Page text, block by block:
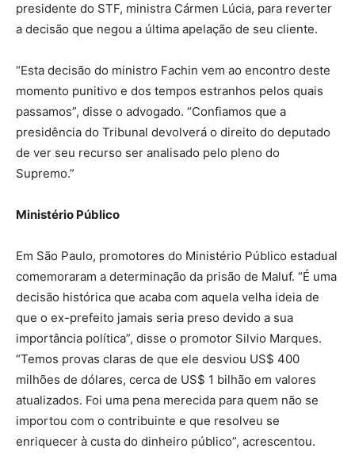
presidente do STF, ministra Cármen Lúcia, para reverter
a decisão que negou a última apelação de seu cliente.
“Esta decisão do ministro Fachin vem ao encontro deste
momento punitivo e dos tempos estranhos pelos quais
passamos”, disse o advogado. “Confiamos que a
presidência do Tribunal devolverá o direito do deputado
de ver seu recurso ser analisado pelo pleno do
Supremo.”
Ministério Público
Em São Paulo, promotores do Ministério Público estadual
comemoraram a determinação da prisão de Maluf. “É uma
decisão histórica que acaba com aquela velha ideia de
que o ex-prefeito jamais seria preso devido a sua
importância política”, disse o promotor Silvio Marques.
“Temos provas claras de que ele desviou US$ 400
milhões de dólares, cerca de US$ 1 bilhão em valores
atualizados. Foi uma pena merecida para quem não se
importou com o contribuinte e que resolveu se
enriquecer à custa do dinheiro público”, acrescentou.